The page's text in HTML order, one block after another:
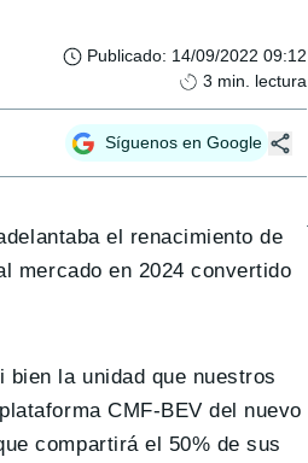
Publicado: 14/09/2022 09:12
3 min. lectura
Síguenos en Google
el renacimiento de
mercado en 2024 convertido
la unidad que nuestros
CMF-BEV del nuevo
compartirá el 50% de sus